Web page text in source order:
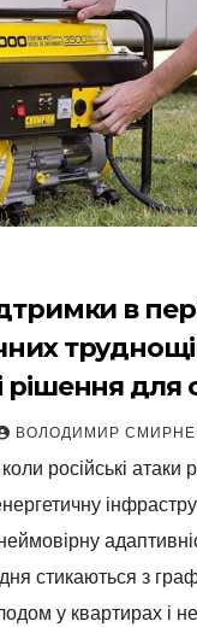
в
для
ВОЛОДИМИР
російські атаки
стикаються з
у квартирах і